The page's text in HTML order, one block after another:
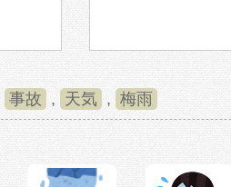
事故 , 天気 , 梅雨